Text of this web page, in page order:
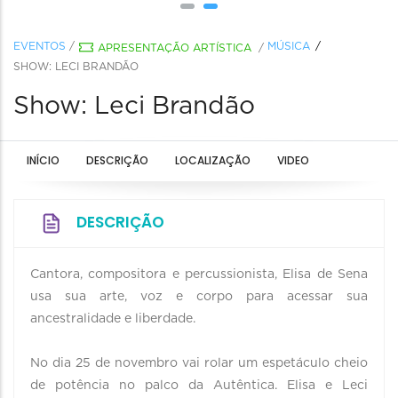
EVENTOS / APRESENTAÇÃO ARTÍSTICA / MÚSICA
SHOW: LECI BRANDÃO
Show: Leci Brandão
INÍCIO DESCRIÇÃO LOCALIZAÇÃO VIDEO
DESCRIÇÃO
Cantora, compositora e percussionista, Elisa de Sena
usa sua arte, voz e corpo para acessar sua
ancestralidade e liberdade.
No dia 25 de novembro vai rolar um espetáculo cheio
de potência no palco da Autêntica. Elisa e Leci